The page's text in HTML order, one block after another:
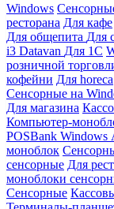
Windows
ресторана Для кафе
Для общепита Для
i3 Datavan Для 1С
розничной
кофейни Для horeca
Сенсорные на
Для магазина
Компьютер-
POSBank Windows
моноблок
сенсорные Для
моноблоки
Сенсорные